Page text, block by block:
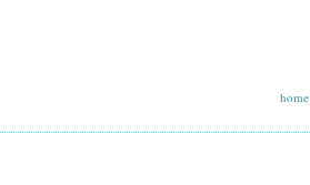
home